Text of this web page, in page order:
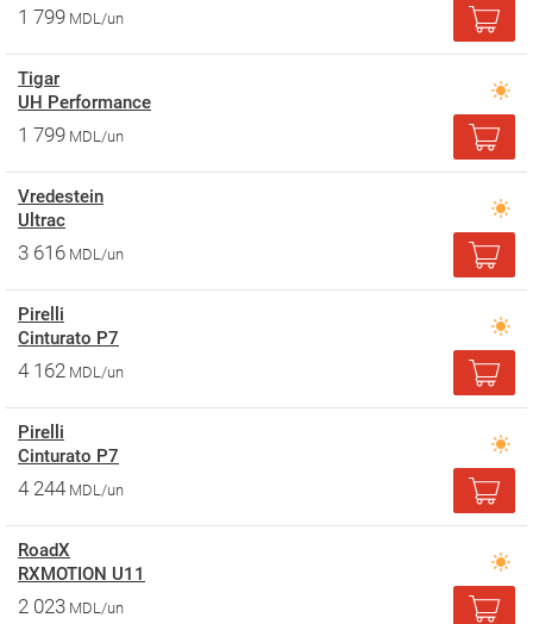
1 799 MDL/un
Tigar
UH Performance
1 799 MDL/un
Vredestein
Ultrac
3 616 MDL/un
Pirelli
Cinturato P7
4 162 MDL/un
Pirelli
Cinturato P7
4 244 MDL/un
RoadX
RXMOTION U11
2 023 MDL/un